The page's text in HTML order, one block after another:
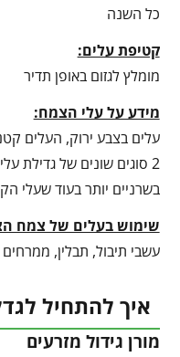
כל השנה
קטיפת עלים:
מומלץ לגזום באופן תדיר
מידע על עלי הצמח:
עלים בצבע ירוק, העלים
2 סוגים שונים של גדילת
בשרניים יותר בעוד שעלי
שימוש בעלים של צמח
עשבי תיבול, תבלין, ממרחים
איך להתחיל
מורן גידול מזרעים